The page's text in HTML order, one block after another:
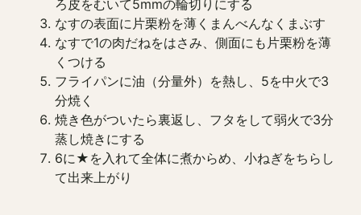
ろ皮をむいて5mmの輪切りにする
なすの表面に片栗粉を薄くまんべんなくまぶす
なすで1の肉だねをはさみ、側面にも片栗粉を薄
くつける
フライパンに油（分量外）を熱し、5を中火で3
分焼く
焼き色がついたら裏返し、フタをして弱火で3分
蒸し焼きにする
6に★を入れて全体に煮からめ、小ねぎをちらし
て出来上がり